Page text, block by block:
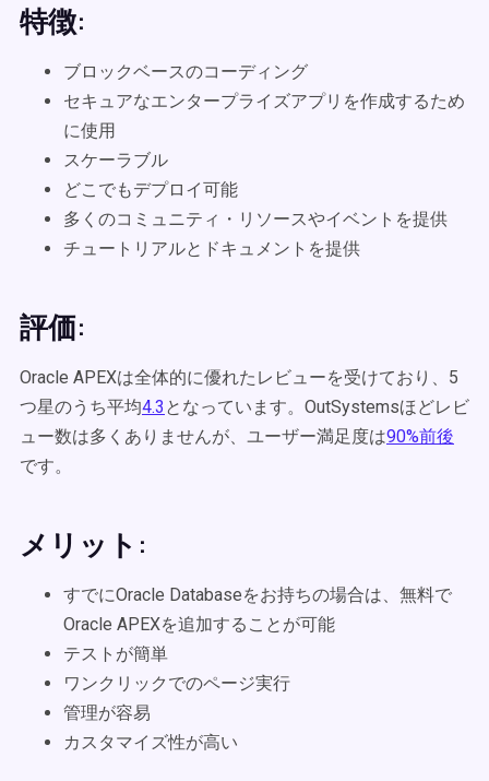
特徴:
ブロックベースのコーディング
セキュアなエンタープライズアプリを作成するため
に使用
スケーラブル
どこでもデプロイ可能
多くのコミュニティ・リソースやイベントを提供
チュートリアルとドキュメントを提供
評価:
Oracle APEXは全体的に優れたレビューを受けており、5
つ星のうち平均4.3 となっています。OutSystemsほどレビ
ュー数は多くありませんが、ユーザー満足度は90%前後
です。
メリット:
すでにOracle Databaseをお持ちの場合は、無料で
Oracle APEXを追加することが可能
テストが簡単
ワンクリックでのページ実行
管理が容易
カスタマイズ性が高い